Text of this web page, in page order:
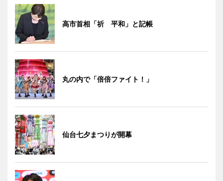
高市首相「祈 平和」と記帳
丸の内で「倍倍ファイト！」
仙台七夕まつりが開幕